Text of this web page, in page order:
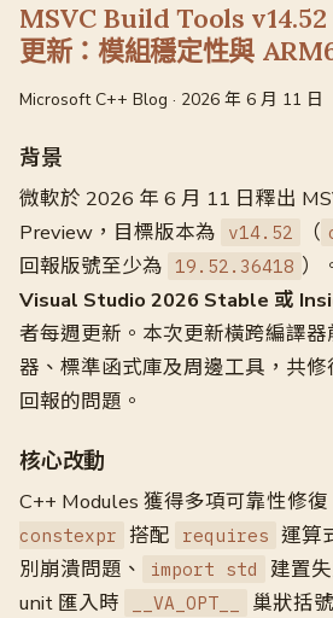
MSVC Build Tools
更新：模組穩定性與
Microsoft C++ Blog · 2026 年 6 月 11 日
背景
微軟於 2026 年 6 月 11 日釋出
Preview，目標版本為
v14.52 （
回報版號至少為 19.52.36418 ）
Visual Studio 2026 Stable 或
者每週更新。本次更新橫跨編譯
器、標準函式庫及周邊工具，共
回報的問題。
核心改動
C++ Modules 獲得多項可靠性修
constexpr 搭配 requires 運算
別崩潰問題、
import std
建置
unit 匯入時
__VA_OPT__ 巢狀括